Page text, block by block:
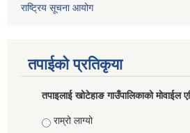
राष्ट्रिय सूचना आयोग
तपाईको प्रतिकृया
तपाइलाई खोटेहाङ गाउँपालिकाको माेवाईल
Choices
राम्रो लाग्यो